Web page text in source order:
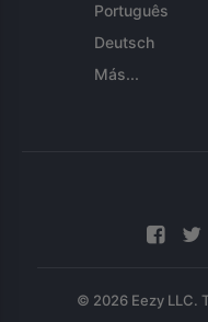
Português
Deutsch
Más...
© 2026 Eezy LLC.